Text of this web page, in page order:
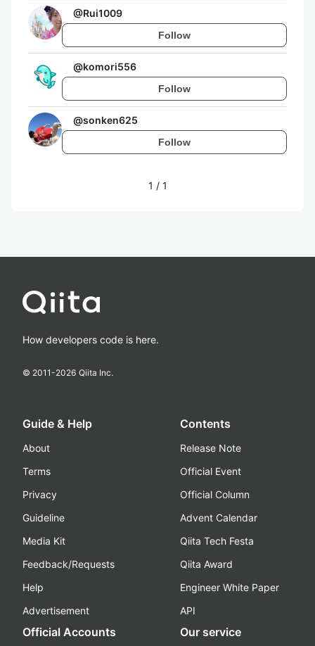
@Rui1009
Follow
@komori556
Follow
@sonken625
Follow
1 / 1
How developers code is here.
© 2011-2026 Qiita Inc.
Guide & Help
About
Terms
Privacy
Guideline
Media Kit
Feedback/Requests
Help
Advertisement
Contents
Release Note
Official Event
Official Column
Advent Calendar
Qiita Tech Festa
Qiita Award
Engineer White Paper
API
Official Accounts Our service